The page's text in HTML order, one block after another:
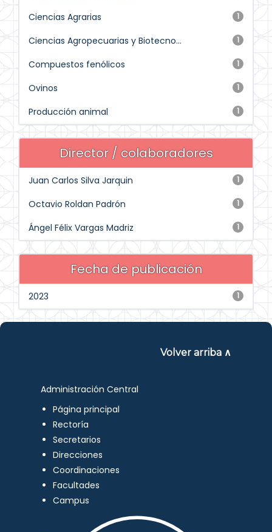
1
Ciencias Agrarias
1
Ciencias Agropecuarias y Biotecno...
1
Compuestos fenólicos
1
Ovinos
1
Producción animal
Director / colaboradores
1
Juan Carlos Silva Jarquin
1
Octavio Roldan Padrón
1
Ángel Félix Vargas Madriz
Fecha de publicación
1
2023
Volver arriba ∧
Administración Central
Página principal
Rectoría
Secretarios
Direcciones
Coordinaciones
Facultades
Campus